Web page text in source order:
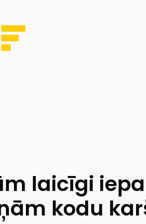
laicīgi
kodu